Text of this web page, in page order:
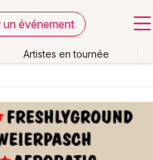
un événement
Artistes en tournée
Effacer les dates